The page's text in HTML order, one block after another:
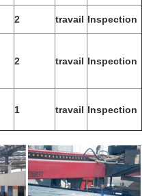
2 travail Inspection
2 travail Inspection
1 travail Inspection